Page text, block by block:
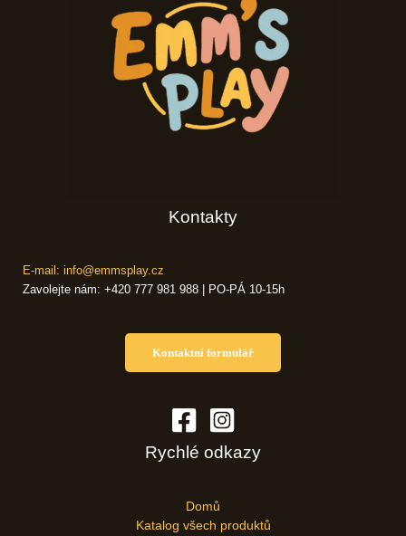
Kontakty
E-mail: info@emmsplay.cz
Zavolejte nám: +420 777 981 988 | PO-PÁ 10-15h
Kontaktní formulář
Rychlé odkazy
Domů
Katalog všech produktů